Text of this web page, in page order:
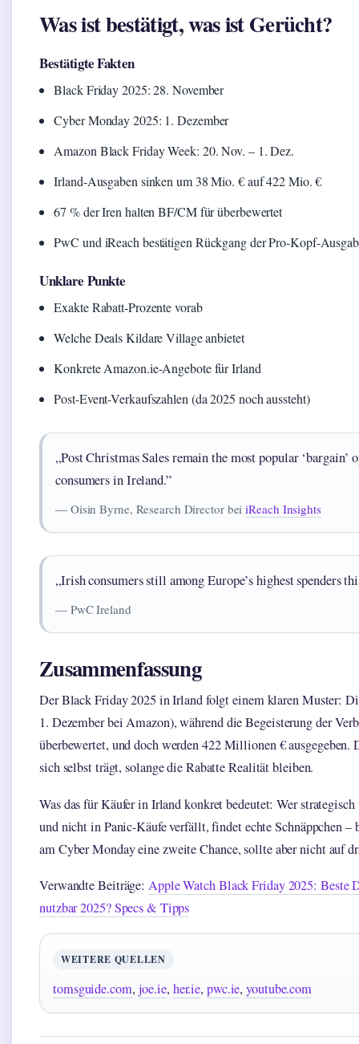
Was ist bestätigt, was ist Gerücht?
Bestätigte Fakten
Black Friday 2025: 28. November
Cyber Monday 2025: 1. Dezember
Amazon Black Friday Week: 20. Nov. – 1. Dez.
Irland-Ausgaben sinken um 38 Mio. € auf 422 Mio. €
67 % der Iren halten BF/CM für überbewertet
PwC und iReach bestätigen Rückgang der Pro-Kopf-
Unklare Punkte
Exakte Rabatt-Prozente vorab
Welche Deals Kildare Village anbietet
Konkrete Amazon.ie-Angebote für Irland
Post-Event-Verkaufszahlen (da 2025 noch aussteht)
„Post Christmas Sales remain the most popular ‘bargain’
consumers in Ireland.”
— Oisin Byrne, Research Director beiiReach Insights
„Irish consumers still among Europe’s highest spenders
— PwC Ireland
Zusammenfassung
Der Black Friday 2025 in Irland folgt einem klaren Muster:
1. Dezember bei Amazon), während die Begeisterung der
überbewertet, und doch werden 422 Millionen €
sich selbst trägt, solange die Rabatte Realität bleiben.
Was das für Käufer in Irland konkret bedeutet: Wer
und nicht in Panic-Käufe verfällt, findet echte Schnäppchen –
am Cyber Monday eine zweite Chance, sollte aber nicht auf
Verwandte Beiträge:Apple Watch Black Friday 2025: Beste
nutzbar 2025? Specs & Tipps
WEITERE QUELLEN
tomsguide.com, joe.ie, her.ie, pwc.ie,youtube.com